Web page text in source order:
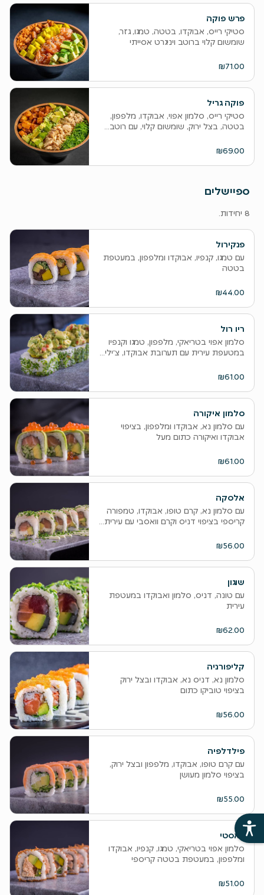
פרש פוקה
סטיקי רייס, אבוקדו, בטטה, טמגו, גזר,
שומשום קלוי ברוטב ויניגרט אסייתי
₪71.00
פוקה גריל
סטיקי רייס, סלמון אפוי, אבוקדו, מלפפון,
בטטה, בצל ירוק, שומשום קלוי, עם רוטב...
₪69.00
ספיישלים
8 יחידות.
פנקירול
עם טמגו, קנפיו, אבוקדו ומלפפון, במעטפת
בטטה
₪44.00
ריו רול
סלמון אפוי בטריאקי, מלפפון, טמגו וקנפיו
במטעפת עירית עם תערובת אבוקדו, צ׳ילי...
₪61.00
סלמון איקורה
עם סלמון נא, אבוקדו ומלפפון, בציפוי
אבוקדו ואיקורה כתום מעל
₪61.00
אלסקה
עם סלמון נא, קרם טופו, אבוקדו, טמפורה
קריספי בציפוי דניס וקרם וואסבי עם עירית...
₪56.00
שוגון
עם טונה, דניס, סלמון ואבוקדו במעטפת
עירית
₪62.00
קליפורניה
סלמון נא, דניס נא, אבוקדו ובצל ירוק
בציפוי טוביקו כתום
₪56.00
פילדלפיה
עם קרם טופו, אבוקדו, מלפפון ובצל ירוק,
בציפוי סלמון מעושן
₪55.00
ראסטי
סלמון אפוי בטריאקי, טמגו, קנפיו, אבוקדו
ומלפפון, במעטפת בטטה קריספי
₪51.00